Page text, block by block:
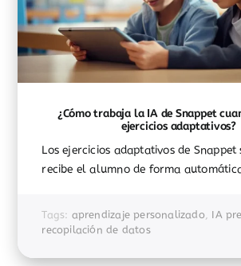
¿Cómo trabaja la IA de Snappet
ejercicios adaptativos?
Los ejercicios adaptativos de Snappet
recibe el alumno de forma
Tags: aprendizaje personalizado, IA
recopilación de datos